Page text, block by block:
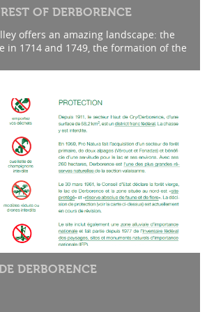
OF DERBORENCE
offers an amazing landscape: the
in 1714 and 1749, the formation of the
DERBORENCE